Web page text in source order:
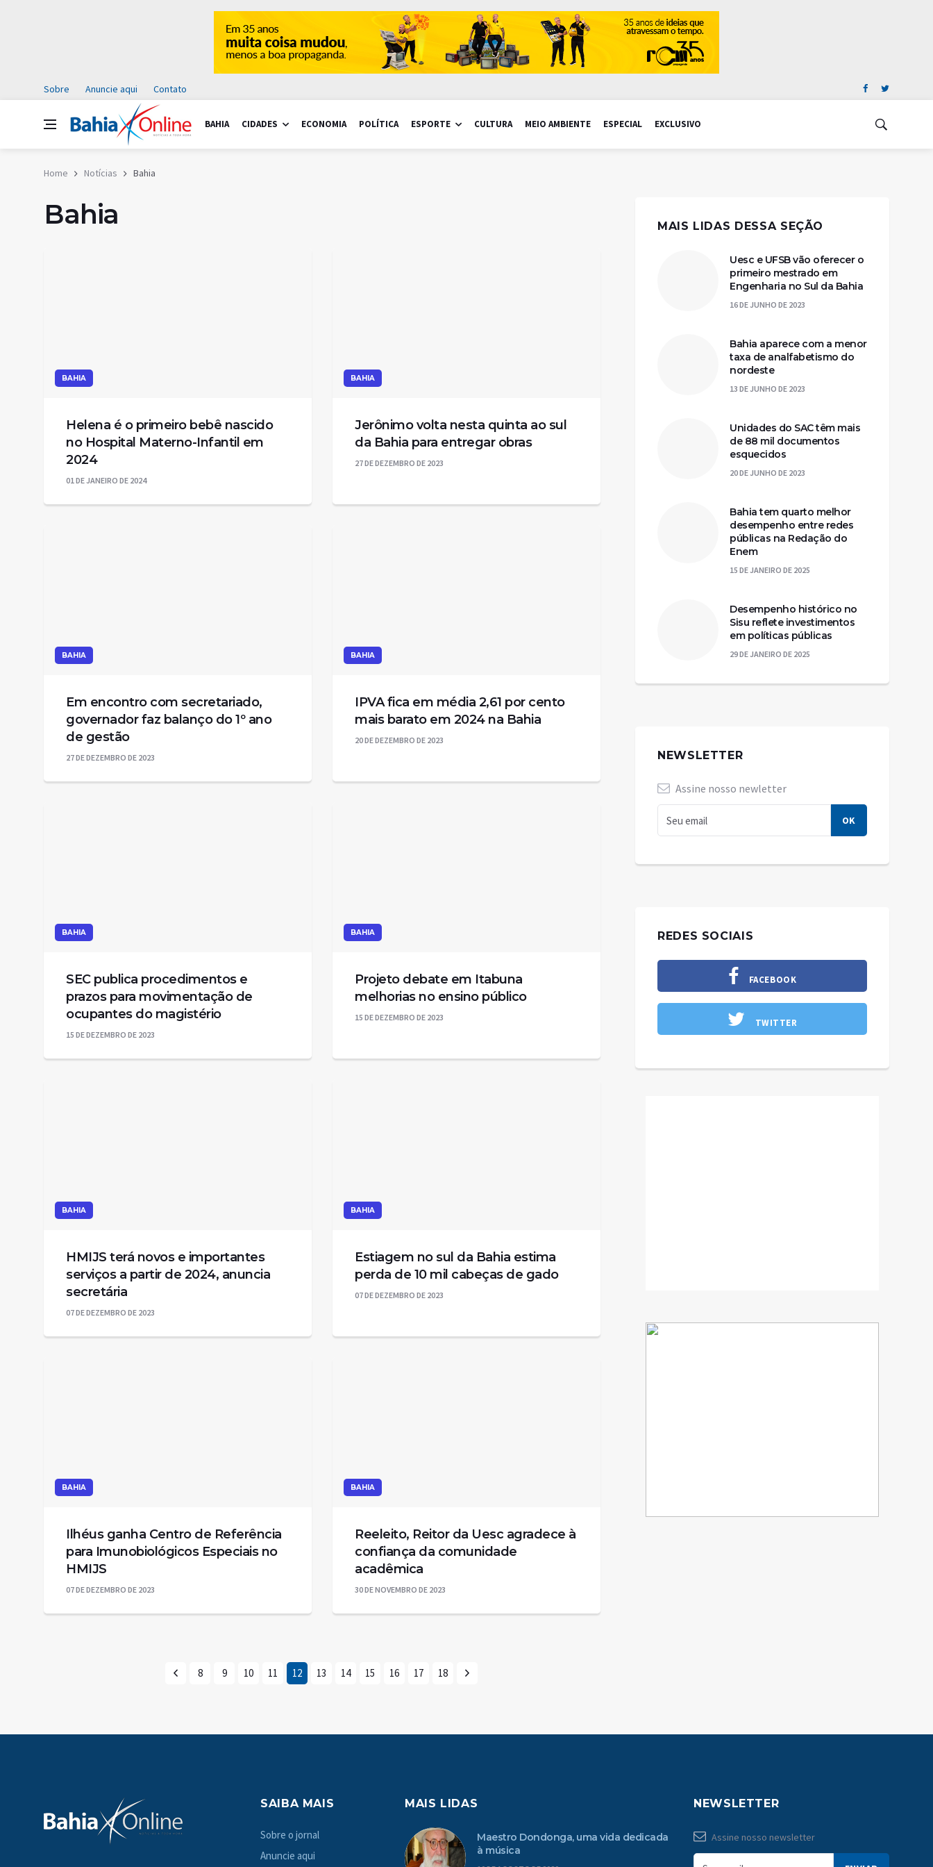
Sobre Anuncie aqui Contato
BAHIA CIDADES ECONOMIA POLÍTICA ESPORTE CULTURA MEIO AMBIENTE ESPECIAL EXCLUSIVO
Home Notícias Bahia
Bahia
BAHIA
Helena é o primeiro bebê nascido
no Hospital Materno-Infantil em
2024
01 DE JANEIRO DE 2024
BAHIA
Jerônimo volta nesta quinta ao sul
da Bahia para entregar obras
27 DE DEZEMBRO DE 2023
BAHIA
Em encontro com secretariado,
governador faz balanço do 1º ano
de gestão
27 DE DEZEMBRO DE 2023
BAHIA
IPVA fica em média 2,61 por cento
mais barato em 2024 na Bahia
20 DE DEZEMBRO DE 2023
BAHIA
SEC publica procedimentos e
prazos para movimentação de
ocupantes do magistério
15 DE DEZEMBRO DE 2023
BAHIA
Projeto debate em Itabuna
melhorias no ensino público
15 DE DEZEMBRO DE 2023
BAHIA
HMIJS terá novos e importantes
serviços a partir de 2024, anuncia
secretária
07 DE DEZEMBRO DE 2023
BAHIA
Estiagem no sul da Bahia estima
perda de 10 mil cabeças de gado
07 DE DEZEMBRO DE 2023
BAHIA
Ilhéus ganha Centro de Referência
para Imunobiológicos Especiais no
HMIJS
07 DE DEZEMBRO DE 2023
BAHIA
Reeleito, Reitor da Uesc agradece à
confiança da comunidade
acadêmica
30 DE NOVEMBRO DE 2023
8 9 10 11 12 13 14 15 16 17 18
MAIS LIDAS DESSA SEÇÃO
Uesc e UFSB vão oferecer o
primeiro mestrado em
Engenharia no Sul da Bahia
16 DE JUNHO DE 2023
Bahia aparece com a menor
taxa de analfabetismo do
nordeste
13 DE JUNHO DE 2023
Unidades do SAC têm mais
de 88 mil documentos
esquecidos
20 DE JUNHO DE 2023
Bahia tem quarto melhor
desempenho entre redes
públicas na Redação do
Enem
15 DE JANEIRO DE 2025
Desempenho histórico no
Sisu reflete investimentos
em políticas públicas
29 DE JANEIRO DE 2025
NEWSLETTER
Assine nosso newletter
REDES SOCIAIS
FACEBOOK
TWITTER
SAIBA MAIS
Sobre o jornal
Anuncie aqui
MAIS LIDAS
Maestro Dondonga, uma vida dedicada
à música
NEWSLETTER
Assine nosso newsletter